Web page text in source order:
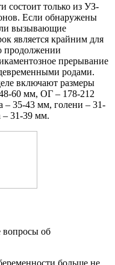
состоит только из УЗ-
Если обнаружены
вызывающие
является крайним для
продолжении
прерывание
родами.
включают размеры
60 мм, ОГ – 178-212
35-43 мм, голени – 31-
– 31-39 мм.
вопросы об
больше не